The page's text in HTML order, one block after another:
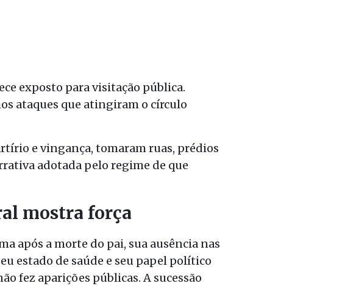
exposto para visitação pública.
ataques que atingiram o círculo
e vingança, tomaram ruas, prédios
adotada pelo regime de que
mostra força
após a morte do pai, sua ausência nas
estado de saúde e seu papel político
fez aparições públicas. A sucessão